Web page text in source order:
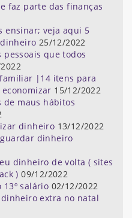
faz parte das finanças
ensinar; veja aqui 5
25/12/2022
pessoais que todos
|14 itens para
15/12/2022
de maus hábitos
dinheiro 13/12/2022
dinheiro
dinheiro de volta ( sites
) 09/12/2022
13º salário 02/12/2022
extra no natal